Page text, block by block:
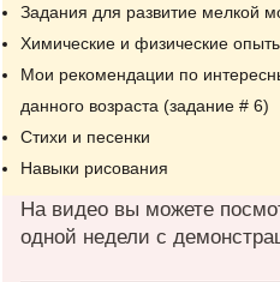
Задания для развитие мелкой
Химические и физические
Мои рекомендации по
данного возраста (задание # 6)
Стихи и песенки
Навыки рисования
На видео вы можете
одной недели с